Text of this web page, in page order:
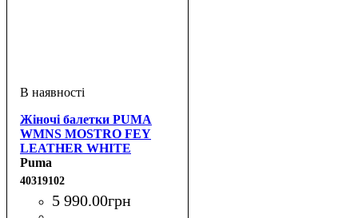
Жіночі балетки PUMA
WMNS MOSTRO FEY
LEATHER WHITE
Puma
40319102
5 990.00грн